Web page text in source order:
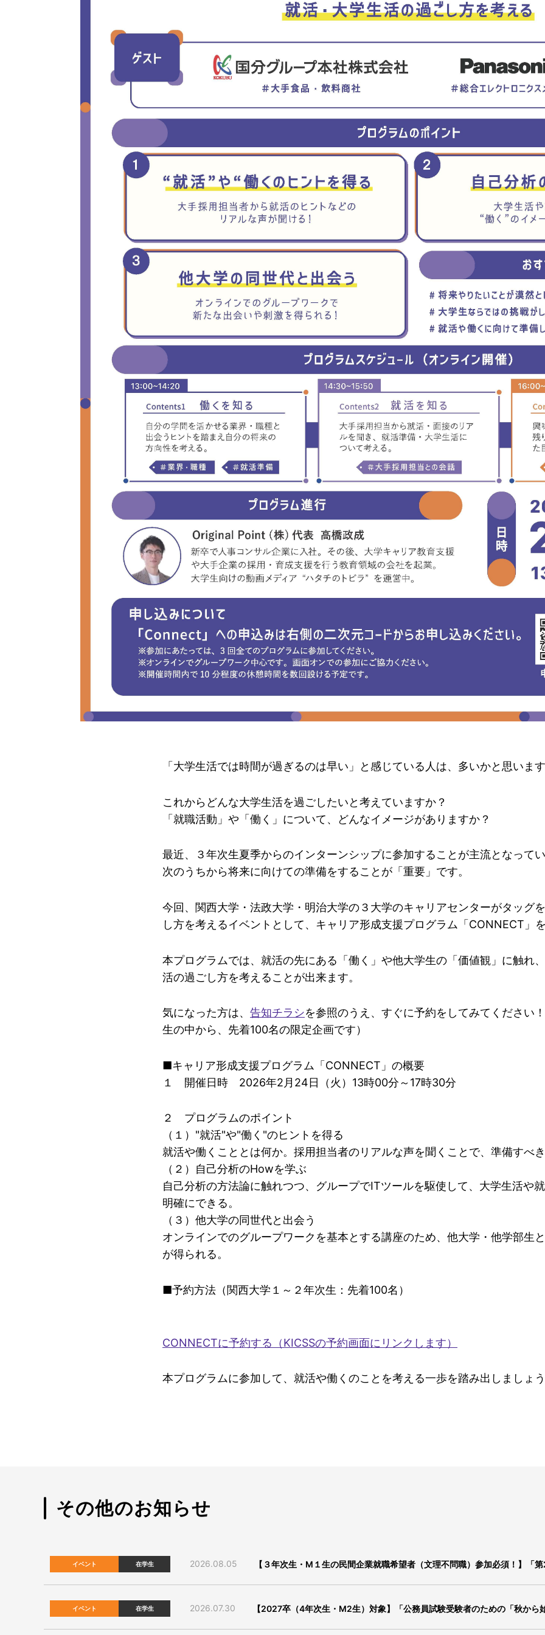
「大学生活では時間が過ぎるのは早い」と感じている人は、多いかと思いま
これからどんな大学生活を過ごしたいと考えていますか？
「就職活動」や「働く」について、どんなイメージがありますか？
最近、３年次生夏季からのインターンシップに参加することが主流となって
次のうちから将来に向けての準備をすることが「重要」です。
今回、関西大学・法政大学・明治大学の３大学のキャリアセンターがタッグ
し方を考えるイベントとして、キャリア形成支援プログラム「CONNECT」
本プログラムでは、就活の先にある「働く」や他大学生の「価値観」に触れ
活の過ごし方を考えることが出来ます。
気になった方は、 告知チラシを参照のうえ、すぐに予約をしてみてください
生の中から、先着100名の限定企画です）
■キャリア形成支援プログラム「CONNECT」の概要
１ 開催日時 2026年2月24日（火）13時00分～17時30分
２ プログラムのポイント
（１）"就活"や"働く"のヒントを得る
就活や働くこととは何か。採用担当者のリアルな声を聞くことで、準備すべ
（２）自己分析のHowを学ぶ
自己分析の方法論に触れつつ、グループでITツールを駆使して、大学生活や
明確にできる。
（３）他大学の同世代と出会う
オンラインでのグループワークを基本とする講座のため、他大学・他学部生
が得られる。
■予約方法（関西大学１～２年次生：先着100名）
CONNECTに予約する（KICSSの予約画面にリンクします）
本プログラムに参加して、就活や働くのことを考える一歩を踏み出しましょ
その他のお知らせ
イベント 在学生 【３年次生・M１生の民間企業就職希望者（文理不問職）参加必須！】「
2026.08.05
イベント 在学生 【2027卒（4年次生・M2生）対象】「公務員試験受験者のための「秋か
2026.07.30